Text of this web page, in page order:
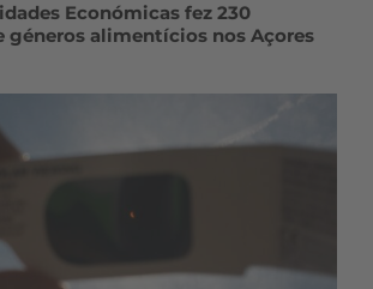
Económicas fez 230
géneros alimentícios nos Açores